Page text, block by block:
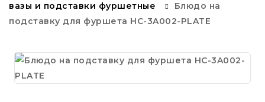
вазы и подставки фуршетные
Блюдо на
подставку для фуршета HC-3A002-PLATE